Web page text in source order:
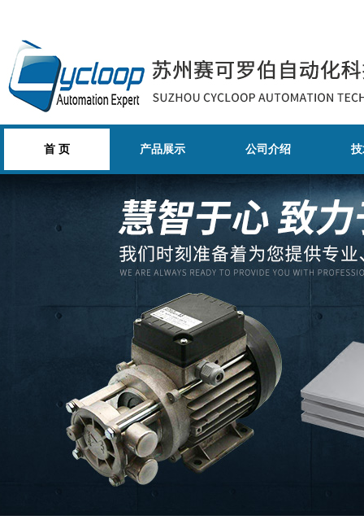
首 页 产品展示 公司介绍